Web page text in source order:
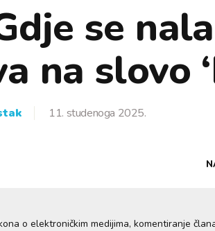
se
na slovo
11. studenoga 2025.
o elektroničkim medijima, komentiranje